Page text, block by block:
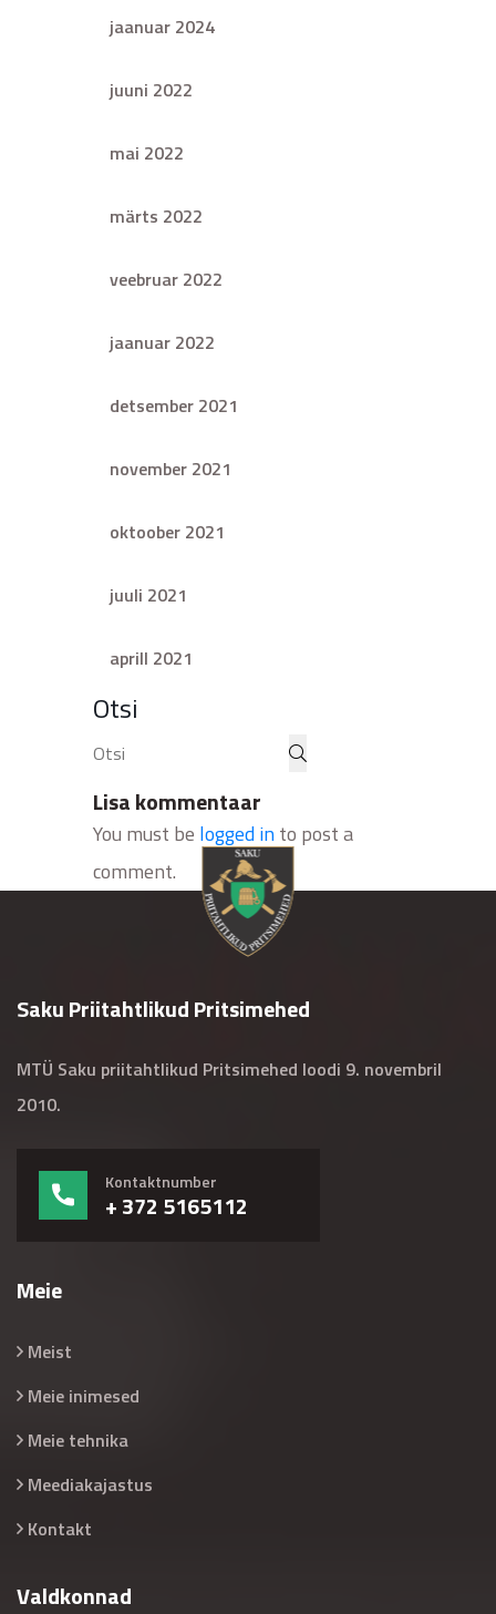
jaanuar 2024
juuni 2022
mai 2022
märts 2022
veebruar 2022
jaanuar 2022
detsember 2021
november 2021
oktoober 2021
juuli 2021
aprill 2021
Otsi
Lisa kommentaar
You must be logged into post a
comment.
Saku Priitahtlikud Pritsimehed
MTÜ Saku priitahtlikud Pritsimehed loodi 9. novembril
2010.
Kontaktnumber
+ 372 5165112
Meie
Meist
Meie inimesed
Meie tehnika
Meediakajastus
Kontakt
Valdkonnad